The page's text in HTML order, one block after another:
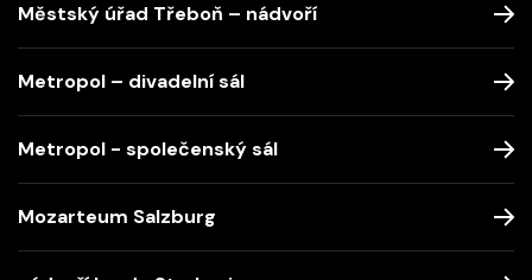
Městský úřad Třeboň – nádvoří
Metropol – divadelní sál
Metropol - společenský sál
Mozarteum Salzburg